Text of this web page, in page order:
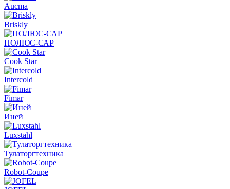
Aucma
Briskly
ПОЛЮС-САР
Cook Star
Intercold
Fimar
Иней
Luxstahl
Тулаторгтехника
Robot-Coupe